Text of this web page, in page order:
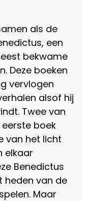
als de
een
bekwame
Deze boeken
vervlogen
alsof hij
Twee van
boek
van het licht
elkaar
Benedictus
heden van de
Maar